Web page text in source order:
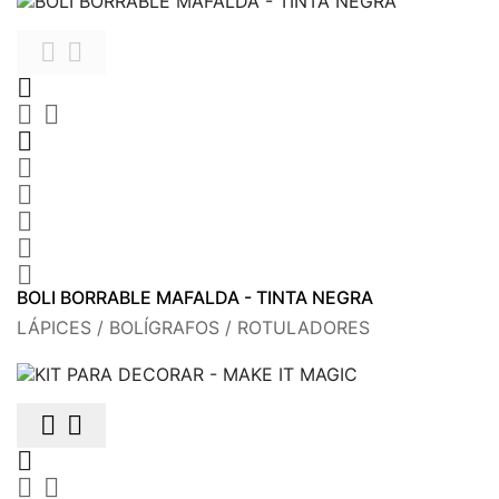











BOLI BORRABLE MAFALDA - TINTA NEGRA
LÁPICES / BOLÍGRAFOS / ROTULADORES
 

 